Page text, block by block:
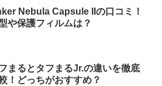
Nebula Capsule IIの口コミ！
型や保護フィルムは？
まるとタフまるJr.の違いを徹底
！どっちがおすすめ？